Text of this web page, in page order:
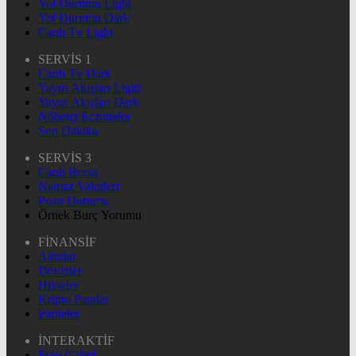
Yol Durumu Light
Yol Durumu Dark
Canlı Tv Light
SERVİS 1
Canlı Tv Dark
Yayın Akışları Light
Yayın Akışları Dark
Nöbetçi Eczaneler
Son Dakika
SERVİS 3
Canlı Borsa
Namaz Vakitleri
Puan Durumu
Örnek Burç Yorumu
FİNANSİF
Altınlar
Dövizler
Hisseler
Kripto Paralar
Pariteler
İNTERAKTİF